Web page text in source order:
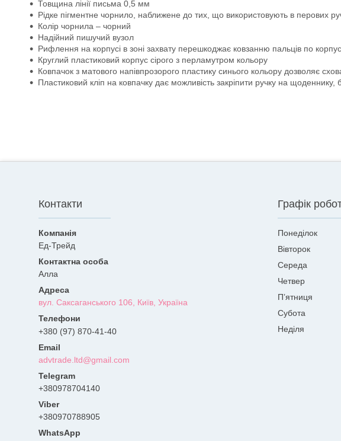
Товщина лінії письма 0,5 мм
Рідке пігментне чорнило, наближене до тих, що використовують в перових
Колір чорнила – чорний
Надійний пишучий вузол
Рифлення на корпусі в зоні захвату перешкоджає ковзанню пальців по
Круглий пластиковий корпус сірого з перламутром кольору
Ковпачок з матового напівпрозорого пластику синього кольору дозволяє
Пластиковий кліп на ковпачку дає можливість закріпити ручку на
Контакти
Ед-Трейд
Алла
вул. Саксаганського 106, Київ, Україна
+380 (97) 870-41-40
advtrade.ltd@gmail.com
+380978704140
+380970788905
Графік
Понеділок
Вівторок
Середа
Четвер
Пʼятниця
Субота
Неділя